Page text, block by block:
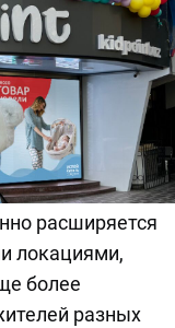
расширяется
локациями,
более
разных